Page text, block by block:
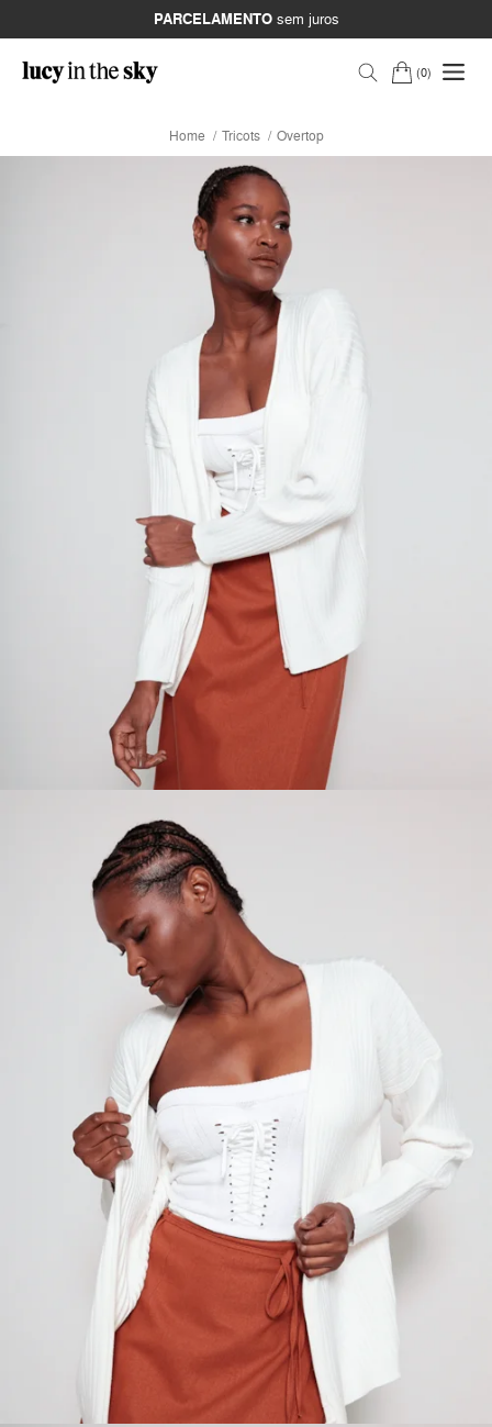
PARCELAMENTOsem juros
0
Home Tricots Overtop